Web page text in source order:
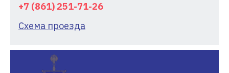
+7 (861) 251-71-26
Схема проезда